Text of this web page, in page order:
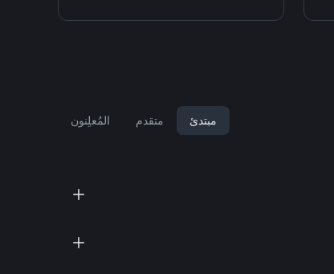
مبتدئ متقدم المُعلِنون